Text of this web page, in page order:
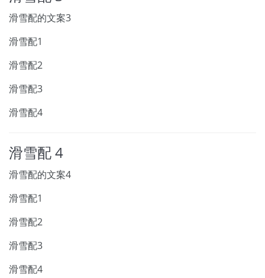
滑雪配的文案3
滑雪配1
滑雪配2
滑雪配3
滑雪配4
滑雪配 4
滑雪配的文案4
滑雪配1
滑雪配2
滑雪配3
滑雪配4